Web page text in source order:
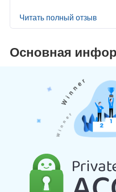
Читать полный отзыв
Основная